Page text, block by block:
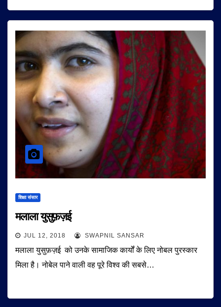
शिक्षा संसार
मलाला युसुफ़ज़ई
JUL 12, 2018 SWAPNIL SANSAR
मलाला युसुफ़ज़ई को उनके सामाजिक कार्यों के लिए नोबल पुरस्कार
मिला है। नोबेल पाने वाली वह पूरे विश्व की सबसे…